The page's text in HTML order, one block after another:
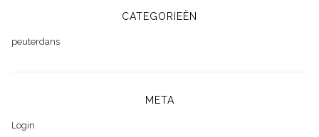
CATEGORIEËN
peuterdans
META
Login